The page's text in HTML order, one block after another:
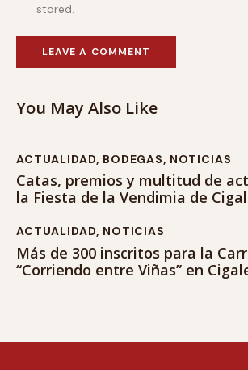
stored.
You May Also Like
ACTUALIDAD, BODEGAS, NOTICIAS
Catas, premios y multitud de
la Fiesta de la Vendimia de
ACTUALIDAD, NOTICIAS
Más de 300 inscritos para la
“Corriendo entre Viñas” en